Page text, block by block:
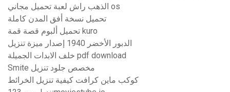
الذهب راش لعبة تحميل مجاني os
تحميل نسخة أفق المدن كاملة
تحميل ألبوم قصة قمة kuro
الدبور الأخضر 1940 إصدار ميزة تنزيل
خلف الابدات الجميلة pdf download
Smite مخصص جلود تنزيل
كوكب ماين كرافت كيفية تنزيل الخرائط